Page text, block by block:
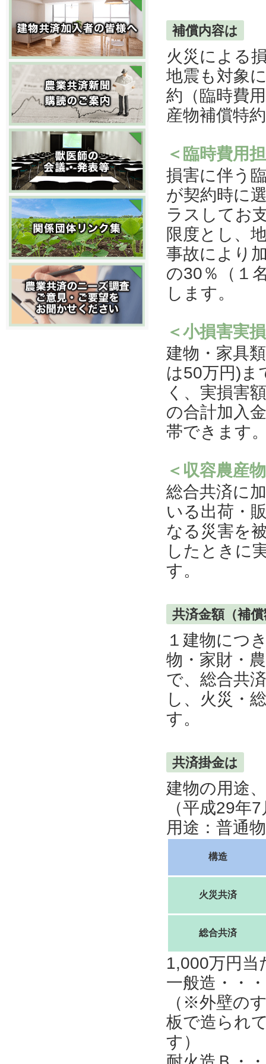
補償内容は
火災による
地震も対象
約（臨時費
産物補償特
＜臨時費用
損害に伴う
が契約時に
ラスしてお
限度とし、
事故により
の30％（１
します。
＜小損害実
建物・家具
は50万円)ま
く、実損害
の合計加入
帯できます
＜収容農産
総合共済に
いる出荷・
なる災害を
したときに
す。
共済金額（補
１建物につ
物・家財・
で、総合共
し、火災・
す。
共済掛金は
建物の用途
（平成29年
用途：普通
構造
火災共済
総合共済
1,000万円当
一般造・・
（※外壁の
板で造られ
す）